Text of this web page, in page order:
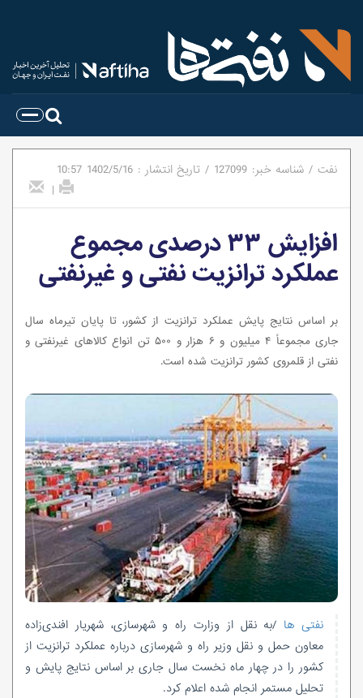
نفت / شناسه خبر: 127099
/ تاریخ انتشار : 1402/5/16
10:57
|
افزایش ۳۳ درصدی مجموع
عملکرد ترانزیت نفتی و غیرنفتی
بر اساس نتایج پایش عملکرد ترانزیت از کشور، تا پایان تیرماه سال
جاری مجموعاً ۴ میلیون و ۶ هزار و ۵۰۰ تن انواع کالاهای غیرنفتی و
نفتی از قلمروی کشور ترانزیت شده است.
نفتی ها /به نقل از وزارت راه و شهرسازی، شهریار افندی‌زاده
معاون حمل و نقل وزیر راه و شهرسازی درباره عملکرد ترانزیت از
کشور را در چهار ماه نخست سال جاری بر اساس نتایج پایش و
تحلیل مستمر انجام شده اعلام کرد.